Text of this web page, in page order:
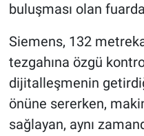
buluşması olan
Siemens, 132
tezgahına özgü
dijitalleşmenin
önüne sererken,
sağlayan, aynı